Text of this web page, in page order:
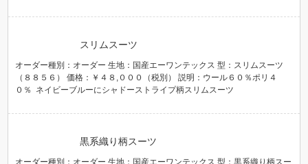
スリムスーツ
オーダー種別：オーダー 生地：国産エーワンテックス 型：スリムスーツ
（８８５６） 価格：￥４８,０００（税別） 説明：ウール６０％ポリ４
０％ ネイビーブルーにシャドーストライプ柄スリムスーツ
黒系織り柄スーツ
オーダー種別：オーダー 生地：国産エーワンテックス 型：黒系織り柄スー